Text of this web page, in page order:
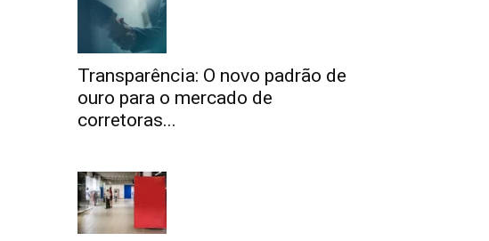
Transparência: O novo padrão de
ouro para o mercado de
corretoras...